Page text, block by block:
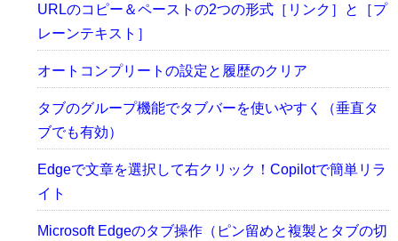
URLのコピー＆ペーストの2つの形式［リンク］と［プ
レーンテキスト］
オートコンプリートの設定と履歴のクリア
タブのグループ機能でタブバーを使いやすく（垂直タ
ブでも有効）
Edgeで文章を選択して右クリック！Copilotで簡単リラ
イト
Microsoft Edgeのタブ操作（ピン留めと複製とタブの切